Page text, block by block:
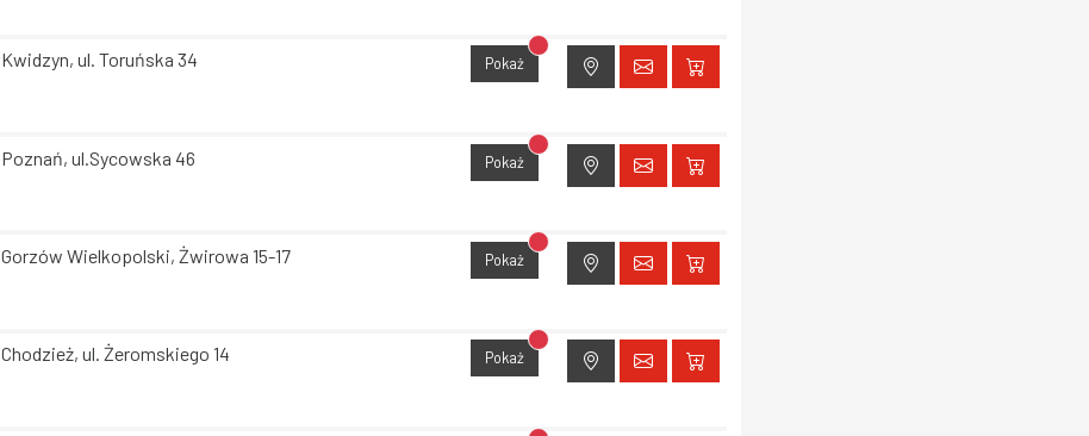
Kwidzyn, ul. Toruńska 34 Pokaż Brak dostępu do lokalizacji
Poznań, ul.Sycowska 46 Pokaż Brak dostępu do lokalizacji
Gorzów Wielkopolski, Żwirowa 15-17 Pokaż Brak dostępu do lokalizacji
Chodzież, ul. Żeromskiego 14 Pokaż Brak dostępu do lokalizacji